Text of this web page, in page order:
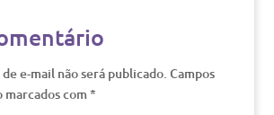
e-mail não será publicado. Campos
com *